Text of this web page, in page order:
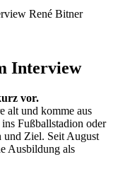
René Bitner
Interview
vor.
alt und komme aus
Fußballstadion oder
und Ziel. Seit August
Ausbildung als